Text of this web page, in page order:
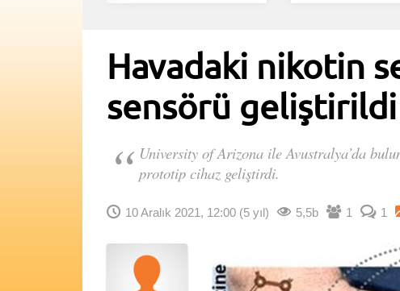
Havadaki nikotin
sensörü geliştirildi
University of Arizona ile Avustralya’da
prototip cihaz geliştirdi.
10 Aralık 2021, 12:00 (5 yıl) 5,5b 1 1